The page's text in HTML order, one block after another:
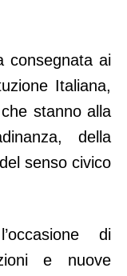
consegnata ai
Italiana,
stanno alla
della
senso civico
di
e nuove